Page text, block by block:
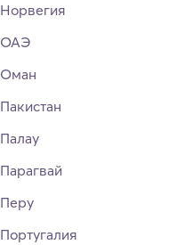
Норвегия
ОАЭ
Оман
Пакистан
Палау
Парагвай
Перу
Португалия